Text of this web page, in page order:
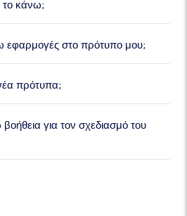
κάνω;
στο πρότυπο μου;
πρότυπα;
για τον σχεδιασμό του